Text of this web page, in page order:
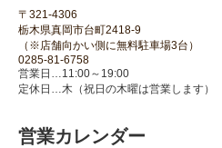
〒321-4306
栃木県真岡市台町2418-9
（※店舗向かい側に無料駐車場3台）
0285-81-6758
営業日…11:00～19:00
定休日…木（祝日の木曜は営業します）
営業カレンダー